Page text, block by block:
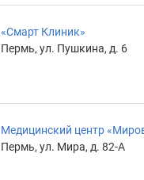
«Смарт Клиник»
Пермь, ул. Пушкина, д. 6
Медицинский центр
Пермь, ул. Мира, д. 82-А